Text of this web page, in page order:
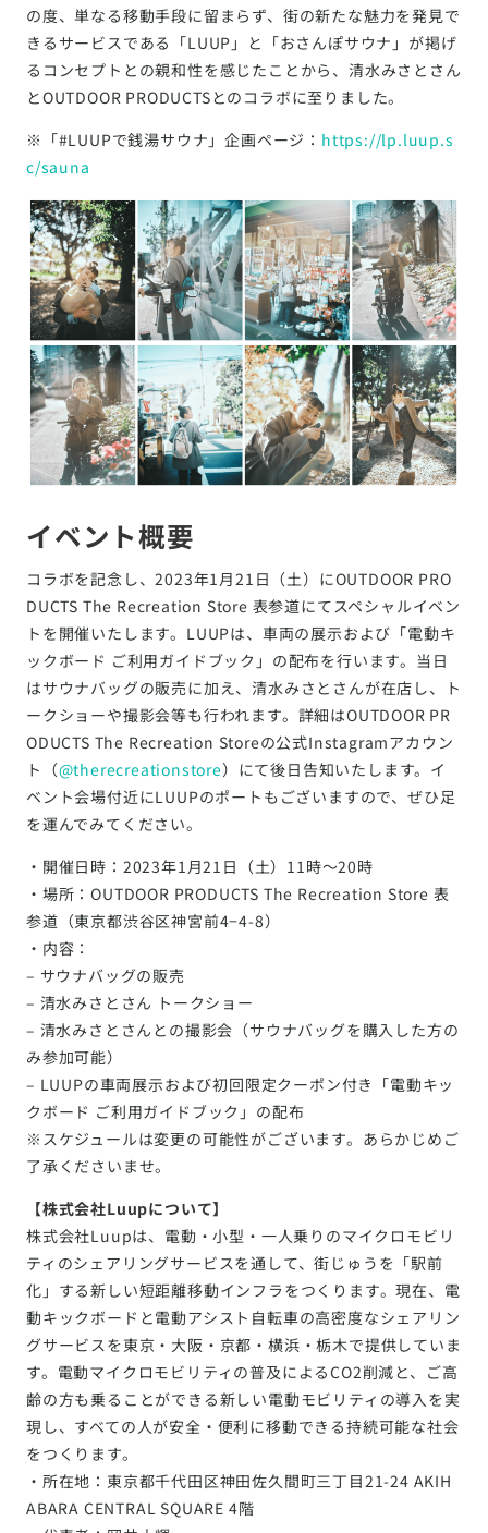
の度、単なる移動手段に留まらず、街の新たな魅力を発見で
きるサービスである「LUUP」と「おさんぽサウナ」が掲げ
るコンセプトとの親和性を感じたことから、清水みさとさん
とOUTDOOR PRODUCTSとのコラボに至りました。
※「#LUUPで銭湯サウナ」企画ページ： https://lp.luup.s
c/sauna
イベント概要
コラボを記念し、2023年1月21日（土）にOUTDOOR PRO
DUCTS The Recreation Store 表参道にてスペシャルイベン
トを開催いたします。LUUPは、車両の展示および「電動キ
ックボード ご利用ガイドブック」の配布を行います。当日
はサウナバッグの販売に加え、清水みさとさんが在店し、ト
ークショーや撮影会等も行われます。詳細はOUTDOOR PR
ODUCTS The Recreation Storeの公式Instagramアカウン
ト（@therecreationstore）にて後日告知いたします。イ
ベント会場付近にLUUPのポートもございますので、ぜひ足
を運んでみてください。
・開催日時：2023年1月21日（土）11時〜20時
・場所：OUTDOOR PRODUCTS The Recreation Store 表
参道（東京都渋谷区神宮前4−4-8）
・内容：
– サウナバッグの販売
– 清水みさとさん トークショー
– 清水みさとさんとの撮影会（サウナバッグを購入した方の
み参加可能）
– LUUPの車両展示および初回限定クーポン付き「電動キッ
クボード ご利用ガイドブック」の配布
※スケジュールは変更の可能性がございます。あらかじめご
了承くださいませ。
【株式会社Luupについて】
株式会社Luupは、電動・小型・一人乗りのマイクロモビリ
ティのシェアリングサービスを通して、街じゅうを「駅前
化」する新しい短距離移動インフラをつくります。現在、電
動キックボードと電動アシスト自転車の高密度なシェアリン
グサービスを東京・大阪・京都・横浜・栃木で提供していま
す。電動マイクロモビリティの普及によるCO2削減と、ご高
齢の方も乗ることができる新しい電動モビリティの導入を実
現し、すべての人が安全・便利に移動できる持続可能な社会
をつくります。
・所在地：東京都千代田区神田佐久間町三丁目21-24 AKIH
ABARA CENTRAL SQUARE 4階